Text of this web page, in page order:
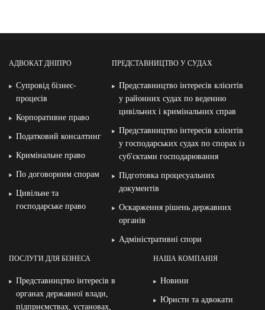
АДВОКАТ ДНІПРО
Супровід бізнес-
процесів
Корпоративне право
Податковий консалтинг
Кримінальне право
По договорним спорам
Цивільне та
господарське право
ПРЕДСТАВНИЦТВО У СУДАХ
Представництво інтересів клієнтів
у районних судах по веденню
цивільних і кримінальних справ
Представництво інтересів клієнтів
у господарських судах по спорах із
суб′єктами господарювання
Підготовка процесуальних
документів
Оскарження рішень державних
органів
Адміністративні спори
ПОСЛУГИ ДЛЯ БІЗНЕСА
Представництво інтересів в
органах державної влади,
підприємствах, установах,
НАША КОМПАНІЯ
Новини
Юристи та адвокати